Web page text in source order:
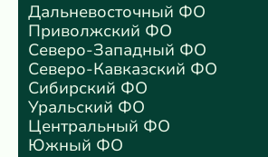
Дальневосточный ФО
Приволжский ФО
Северо-Западный ФО
Северо-Кавказский ФО
Сибирский ФО
Уральский ФО
Центральный ФО
Южный ФО